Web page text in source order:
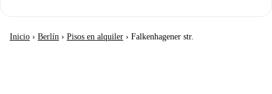
Inicio › Berlín › Pisos en alquiler › Falkenhagener str.